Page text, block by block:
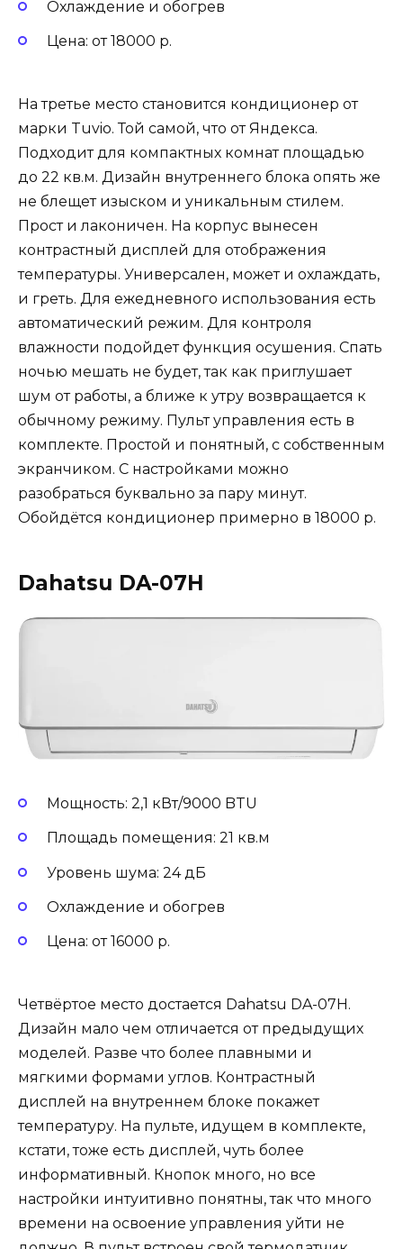
Охлаждение и обогрев
Цена: от 18000 р.
На третье место становится кондиционер от
марки Tuvio. Той самой, что от Яндекса.
Подходит для компактных комнат площадью
до 22 кв.м. Дизайн внутреннего блока опять же
не блещет изыском и уникальным стилем.
Прост и лаконичен. На корпус вынесен
контрастный дисплей для отображения
температуры. Универсален, может и охлаждать,
и греть. Для ежедневного использования есть
автоматический режим. Для контроля
влажности подойдет функция осушения. Спать
ночью мешать не будет, так как приглушает
шум от работы, а ближе к утру возвращается к
обычному режиму. Пульт управления есть в
комплекте. Простой и понятный, с собственным
экранчиком. С настройками можно
разобраться буквально за пару минут.
Обойдётся кондиционер примерно в 18000 р.
Dahatsu DA-07H
Мощность: 2,1 кВт/9000 BTU
Площадь помещения: 21 кв.м
Уровень шума: 24 дБ
Охлаждение и обогрев
Цена: от 16000 р.
Четвёртое место достается Dahatsu DA-07H.
Дизайн мало чем отличается от предыдущих
моделей. Разве что более плавными и
мягкими формами углов. Контрастный
дисплей на внутреннем блоке покажет
температуру. На пульте, идущем в комплекте,
кстати, тоже есть дисплей, чуть более
информативный. Кнопок много, но все
настройки интуитивно понятны, так что много
времени на освоение управления уйти не